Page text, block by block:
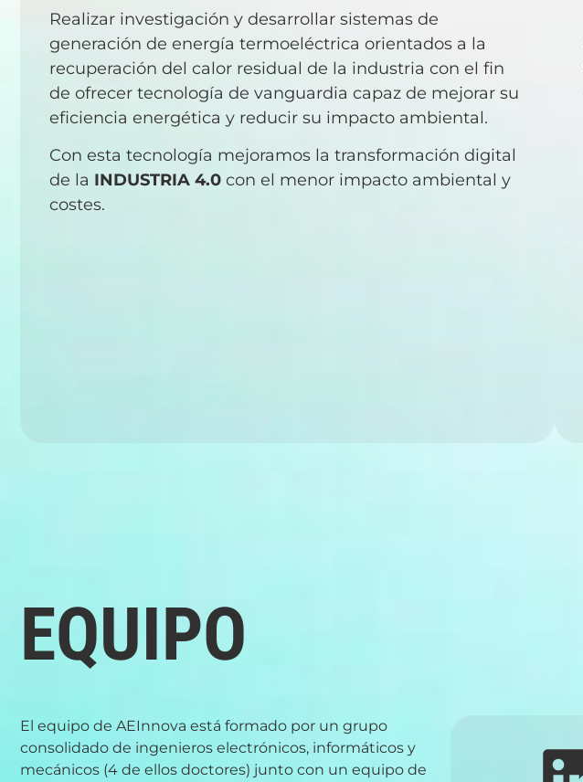
Realizar investigación y desarrollar sistemas de
generación de energía termoeléctrica orientados a la
recuperación del calor residual de la industria con el fin
de ofrecer tecnología de vanguardia capaz de mejorar su
eficiencia energética y reducir su impacto ambiental.
Con esta tecnología mejoramos la transformación digital
de la INDUSTRIA 4.0 con el menor impacto ambiental y
costes.
EQUIPO
El equipo de AEInnova está formado por un grupo
consolidado de ingenieros electrónicos, informáticos y
mecánicos (4 de ellos doctores) junto con un equipo de